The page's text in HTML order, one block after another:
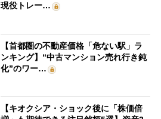
現役トレー…
【首都圏の不動産価格「危ない駅」ラ
ンキング】“中古マンション売れ行き鈍
化”のワー…
【キオクシア・ショック後に「株価倍